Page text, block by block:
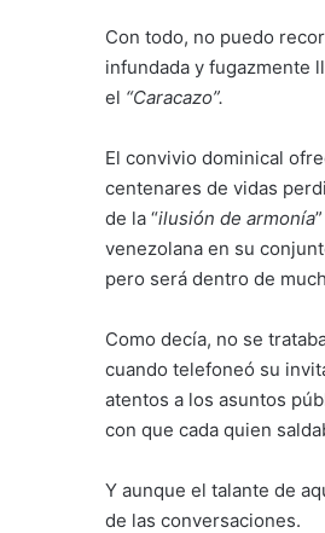
Con todo, no puedo
infundada y fugazmente
el “Caracazo”.
El convivio dominical
centenares de vidas
de la “ilusión de armonía
venezolana en su
pero será dentro de
Como decía, no se
cuando telefoneó su
atentos a los asuntos
con que cada quien
Y aunque el talante de
de las conversaciones.